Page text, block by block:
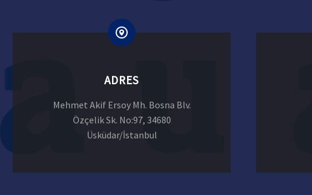
ADRES
Mehmet Akif Ersoy Mh. Bosna Blv.
Özçelik Sk. No:97, 34680
Üsküdar/İstanbul